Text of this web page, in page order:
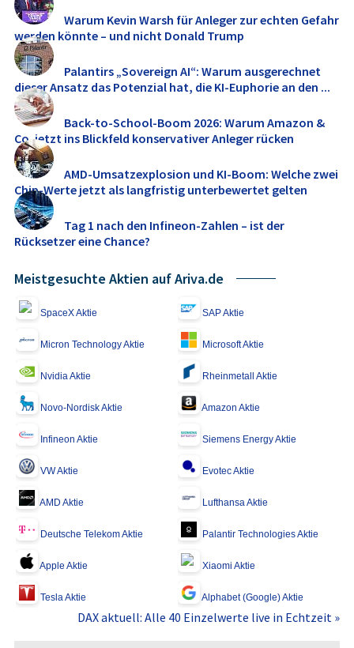
Warum Kevin Warsh für Anleger zur echten Gefahr
werden könnte – und nicht Donald Trump
Palantirs „Sovereign AI“: Warum ausgerechnet
dieser Ansatz das Potenzial hat, die KI-Euphorie an den ...
Back-to-School-Boom 2026: Warum Amazon &
Co. jetzt ins Blickfeld konservativer Anleger rücken
AMD-Umsatzexplosion und KI-Boom: Welche zwei
Chip-Werte jetzt als langfristig unterbewertet gelten
Tag 1 nach den Infineon-Zahlen – ist der
Rücksetzer eine Chance?
Meistgesuchte Aktien auf Ariva.de
SpaceX Aktie SAP Aktie
Micron Technology Aktie Microsoft Aktie
Nvidia Aktie Rheinmetall Aktie
Novo-Nordisk Aktie Amazon Aktie
Infineon Aktie Siemens Energy Aktie
VW Aktie Evotec Aktie
AMD Aktie Lufthansa Aktie
Deutsche Telekom Aktie Palantir Technologies Aktie
Apple Aktie Xiaomi Aktie
Tesla Aktie Alphabet (Google) Aktie
DAX aktuell: Alle 40 Einzelwerte live in Echtzeit »